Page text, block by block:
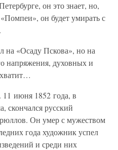
он это знает, но,
он будет умирать с
на «Осаду Пскова», но на
напряжения, духовных и
11 июня 1852 года, в
скончался русский
Он умер с мужеством
года художник успел
и среди них